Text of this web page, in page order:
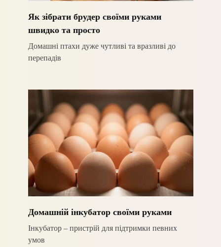
Як зібрати брудер своїми руками
швидко та просто
Домашні птахи дуже чутливі та вразливі до
перепадів
Домашній інкубатор своїми руками
Інкубатор – пристрій для підтримки певних
умов